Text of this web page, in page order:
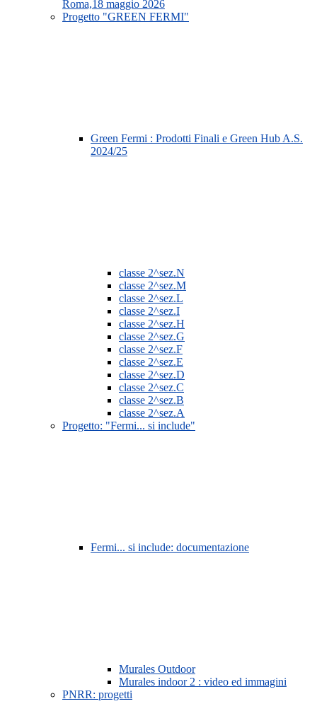
Roma,18 maggio 2026
Progetto "GREEN FERMI"
Green Fermi : Prodotti Finali e Green Hub A.S.
2024/25
classe 2^sez.N
classe 2^sez.M
classe 2^sez.L
classe 2^sez.I
classe 2^sez.H
classe 2^sez.G
classe 2^sez.F
classe 2^sez.E
classe 2^sez.D
classe 2^sez.C
classe 2^sez.B
classe 2^sez.A
Progetto: "Fermi... si include"
Fermi... si include: documentazione
Murales Outdoor
Murales indoor 2 : video ed immagini
PNRR: progetti